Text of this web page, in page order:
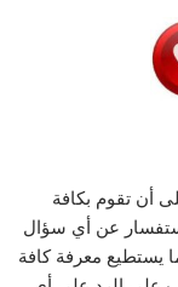
أن تقوم بكافة
عن أي سؤال
يستطيع معرفة كافة